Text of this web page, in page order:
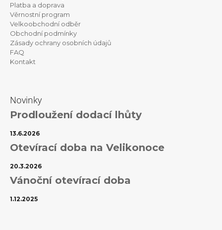
Platba a doprava
Věrnostní program
Velkoobchodní odběr
Obchodní podmínky
Zásady ochrany osobních údajů
FAQ
Kontakt
Novinky
Prodloužení dodací lhůty
13.6.2026
Otevírací doba na Velikonoce
20.3.2026
Vánoční otevírací doba
1.12.2025